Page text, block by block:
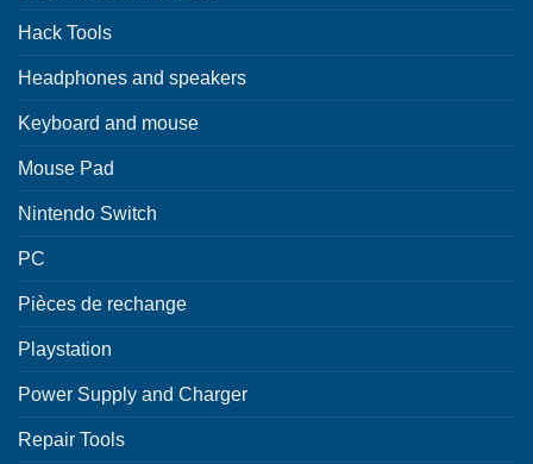
Hack Tools
Headphones and speakers
Keyboard and mouse
Mouse Pad
Nintendo Switch
PC
Pièces de rechange
Playstation
Power Supply and Charger
Repair Tools